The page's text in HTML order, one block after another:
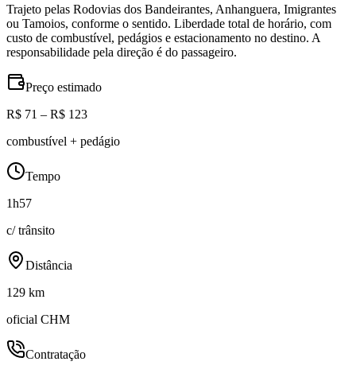
Trajeto pelas Rodovias dos Bandeirantes, Anhanguera, Imigrantes
ou Tamoios, conforme o sentido. Liberdade total de horário, com
custo de combustível, pedágios e estacionamento no destino. A
responsabilidade pela direção é do passageiro.
Preço estimado
R$ 71 – R$ 123
combustível + pedágio
Tempo
1h57
c/ trânsito
Distância
129 km
oficial CHM
Contratação